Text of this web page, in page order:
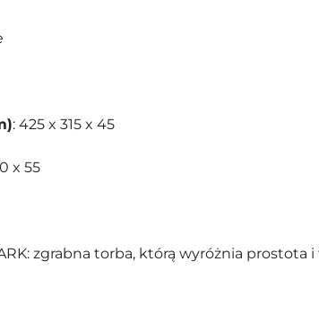
: 425 x 315 x 45
x 55
zgrabna torba, którą wyróżnia prostota